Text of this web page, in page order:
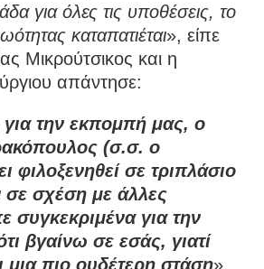
για όλες τις υποθέσεις, το
καταπατιέται», είπε
Μικρούτσικος και η
απάντησε:
για την εκπομπή μας, ο
(σ.σ. ο
φιλοξενηθεί σε τριπλάσιο
σχέση με άλλες
συγκεκριμένα για την
βγαίνω σε εσάς, γιατί
μια πιο ουδέτερη στάση».